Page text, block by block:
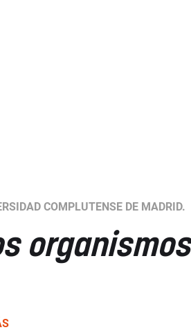
COMPLUTENSE DE MADRID.
organismos